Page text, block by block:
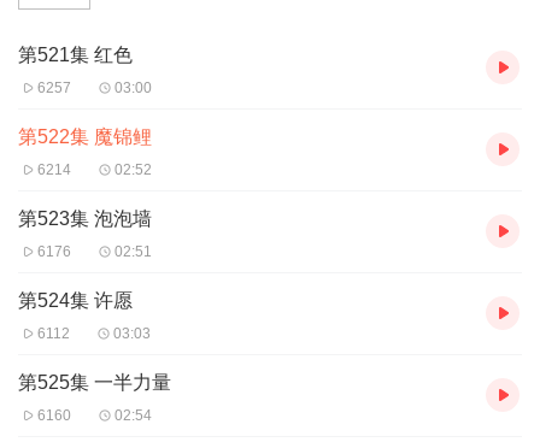
第521集 红色
6257 03:00
第522集 魔锦鲤
6214 02:52
第523集 泡泡墙
6176 02:51
第524集 许愿
6112 03:03
第525集 一半力量
6160 02:54